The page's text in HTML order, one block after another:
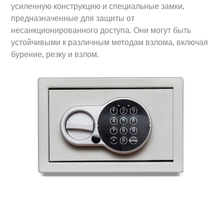
усиленную конструкцию и специальные замки,
предназначенные для защиты от
несанкционированного доступа. Они могут быть
устойчивыми к различным методам взлома, включая
бурение, резку и взлом.